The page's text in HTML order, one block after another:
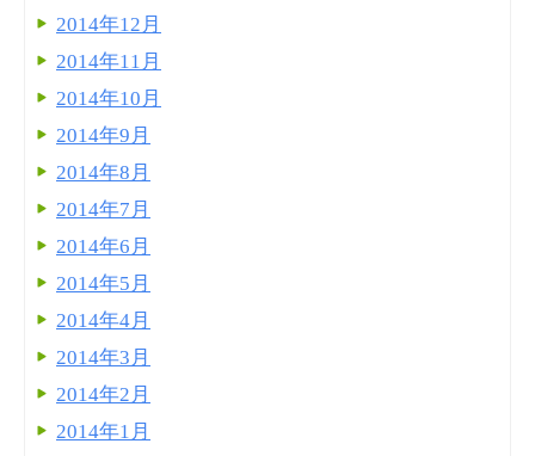
2014年12月
2014年11月
2014年10月
2014年9月
2014年8月
2014年7月
2014年6月
2014年5月
2014年4月
2014年3月
2014年2月
2014年1月